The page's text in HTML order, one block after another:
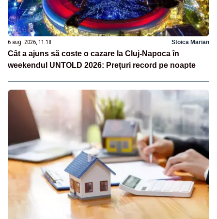
6 aug. 2026, 11:18 Stoica Marian
Cât a ajuns să coste o cazare la Cluj-Napoca în
weekendul UNTOLD 2026: Prețuri record pe noapte